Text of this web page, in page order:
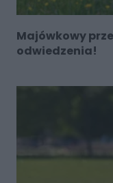
Majówkowy
odwiedzenia!